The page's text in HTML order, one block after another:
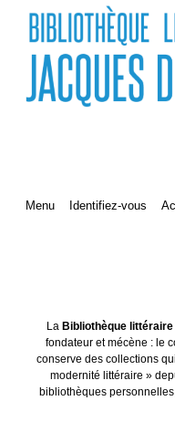
Menu Identifiez-vous
La Bibliothèque
fondateur et mécène : le
conserve des collections
modernité littéraire »
bibliothèques